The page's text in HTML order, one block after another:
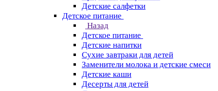
Детские салфетки
Детское питание
Назад
Детское питание
Детские напитки
Сухие завтраки для детей
Заменители молока и детские смеси
Детские каши
Десерты для детей